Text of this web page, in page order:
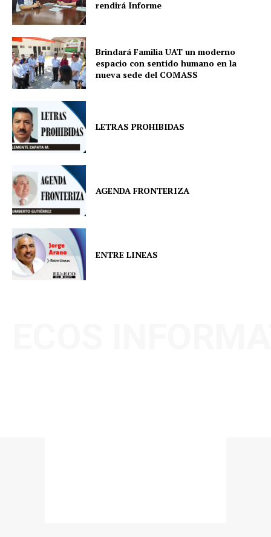
rendirá Informe
Brindará Familia UAT un moderno
espacio con sentido humano en la
nueva sede del COMASS
LETRAS PROHIBIDAS
AGENDA FRONTERIZA
ENTRE LINEAS